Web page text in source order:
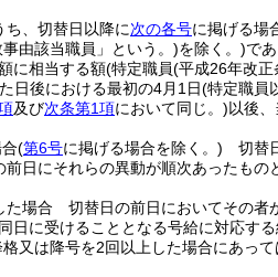
、切替日以降に次の各号に掲げる場
由該当職員」という。)を除く。)で
に相当する額(特定職員(平成26年改正
日後における最初の4月1日(特定職員
及び次条第1項において同じ。)以後
(第6号に掲げる場合を除く。) 切替
日にそれらの異動が順次あったもの
た場合 切替日の前日においてその者
日に受けることとなる号給に対応す
又は降号を2回以上した場合にあっ